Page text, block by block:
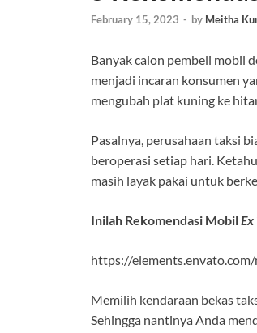
February 15, 2023 - by Meitha
Banyak calon pembeli mobil
menjadi incaran konsumen
mengubah plat kuning ke
Pasalnya, perusahaan taksi
beroperasi setiap hari.
masih layak pakai untuk
Inilah Rekomendasi MobilEx
https://
Memilih kendaraan bekas
Sehingga nantinya Anda